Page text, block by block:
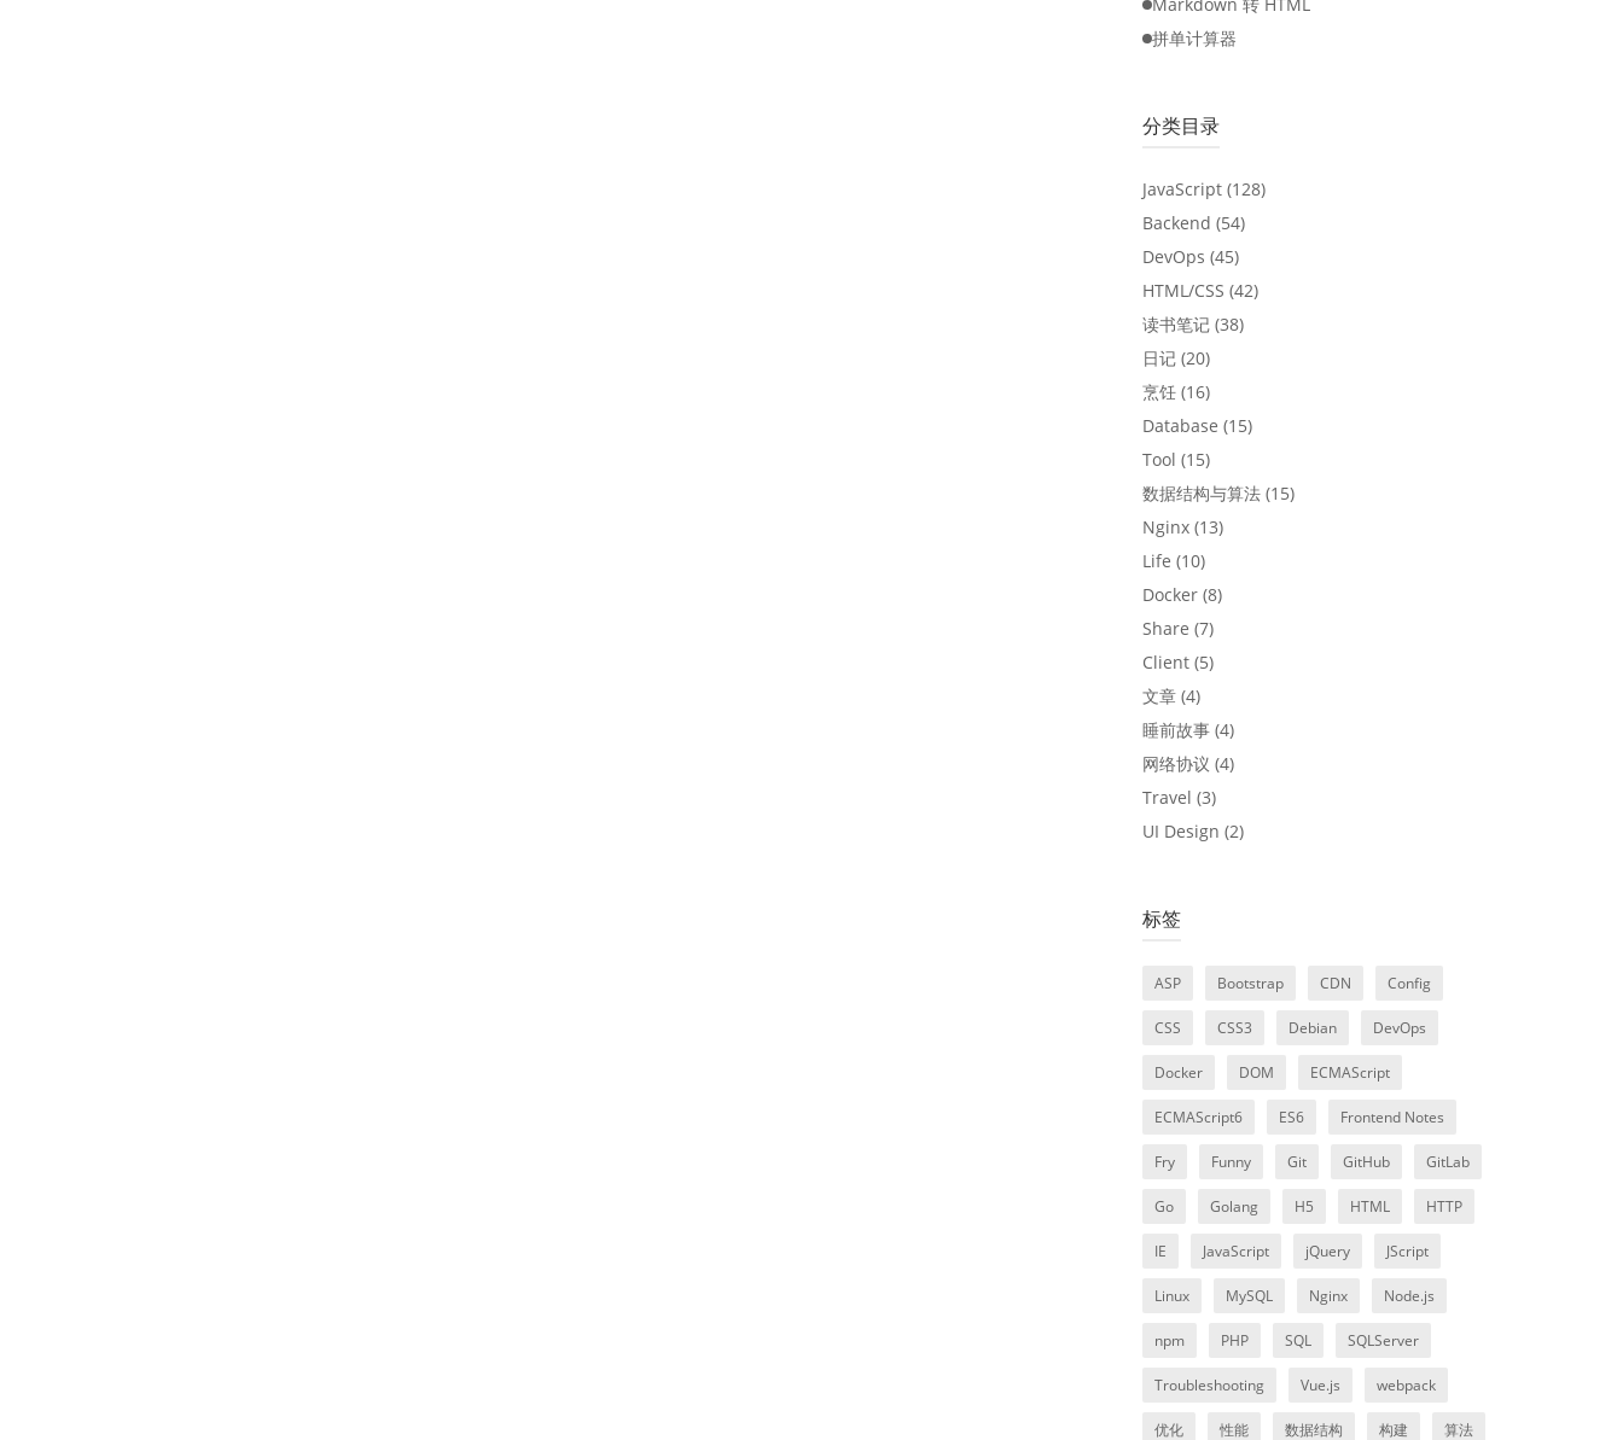
拼单计算器
分类目录
JavaScript(128)
Backend (54)
DevOps (45)
HTML/CSS (42)
读书笔记(38)
日记(20)
烹饪(16)
Database (15)
Tool (15)
数据结构与算法(15)
Nginx(13)
Life (10)
Docker(8)
Share (7)
Client(5)
文章(4)
睡前故事(4)
网络协议 (4)
Travel (3)
UI Design (2)
标签
ASP Bootstrap CDN Config
CSS CSS3 Debian DevOps
Docker DOM ECMAScript
ECMAScript6 ES6 Frontend Notes
Fry Funny Git GitHub GitLab
Go Golang H5 HTML HTTP
IE JavaScript jQuery JScript
Linux MySQL Nginx Node.js
npm PHP SQL SQLServer
Troubleshooting Vue.js webpack
优化 性能 数据结构 构建 算法